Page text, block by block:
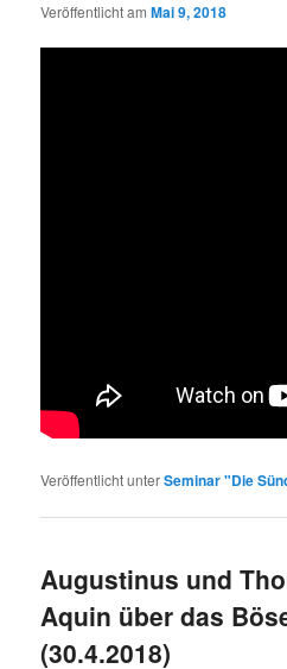
Veröffentlicht amMai 9, 2018
Veröffentlicht unterSeminar "Die
Augustinus und
Aquin über das
(30.4.2018)